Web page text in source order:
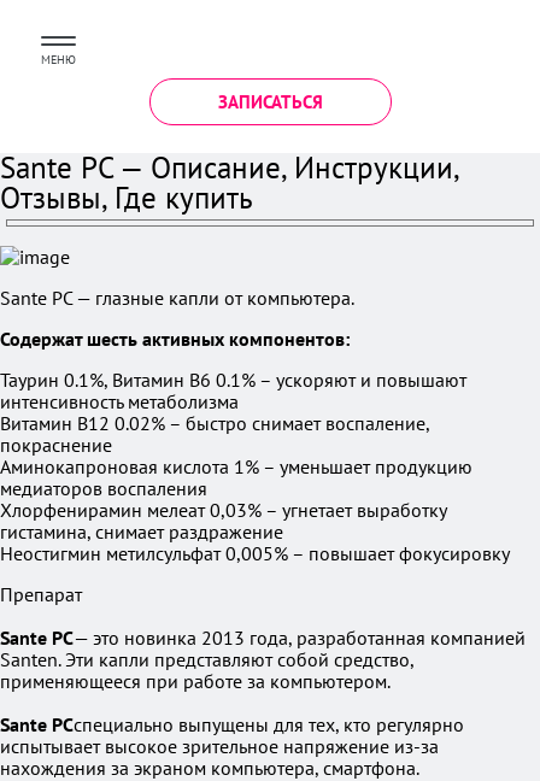
МЕНЮ
ЗАПИСАТЬСЯ
Sante PC — Описание, Инструкции,
Отзывы, Где купить
Sante PC — глазные капли от компьютера.
Содержат шесть активных компонентов:
Таурин 0.1%, Витамин B6 0.1% – ускоряют и повышают
интенсивность метаболизма
Витамин B12 0.02% – быстро снимает воспаление,
покраснение
Аминокапроновая кислота 1% – уменьшает продукцию
медиаторов воспаления
Хлорфенирамин мелеат 0,03% – угнетает выработку
гистамина, снимает раздражение
Неостигмин метилсульфат 0,005% – повышает фокусировку
Препарат
Sante PC— это новинка 2013 года, разработанная компанией
Santen. Эти капли представляют собой средство,
применяющееся при работе за компьютером.
Sante PCспециально выпущены для тех, кто регулярно
испытывает высокое зрительное напряжение из-за
нахождения за экраном компьютера, смартфона.